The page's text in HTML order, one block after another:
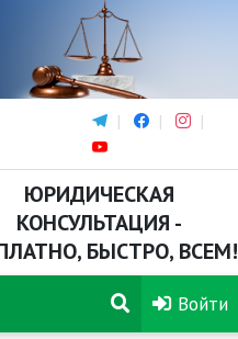
ЮРИДИЧЕСКАЯ
КОНСУЛЬТАЦИЯ -
БЫСТРО, ВСЕМ!
Войти